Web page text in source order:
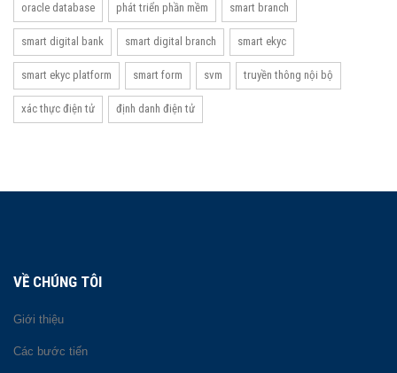
oracle database phát triển phần mềm smart branch
smart digital bank smart digital branch smart ekyc
smart ekyc platform smart form svm truyền thông nội bộ
xác thực điện tử định danh điện tử
VỀ CHÚNG TÔI
Giới thiệu
Các bước tiến